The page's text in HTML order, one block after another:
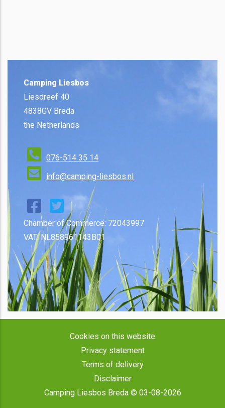
Camping Liesbos
Liesdreef 40
4838GV Breda
the Netherlands
076-514 35 14
info@camping-liesbos.nl
Chamber of Commerce: 72043997
VAT: NL858961143B01
Cookies on this website
Privacy statement
Terms of delivery
Disclaimer
Camping Liesbos Breda © 03-08-2026